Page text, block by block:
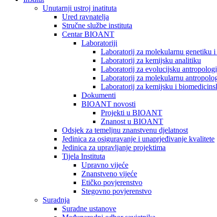
Unutarnji ustroj inatituta
Ured ravnatelja
Stručne službe instituta
Centar BIOANT
Laboratoriji
Laboratorij za molekularnu genetiku
Laboratorij za kemijsku analitiku
Laboratorij za evolucijsku
Laboratorij za molekularnu
Laboratorij za kemijsku i
Dokumenti
BIOANT novosti
Projekti u BIOANT
Znanost u BIOANT
Odsjek za temeljnu znanstvenu djelatnost
Jedinica za osiguravanje i unaprjeđivanje kvalitete
Jedinica za upravljanje projektima
Tijela Instituta
Upravno vijeće
Znanstveno vijeće
Etičko povjerenstvo
Stegovno povjerenstvo
Suradnja
Suradne ustanove